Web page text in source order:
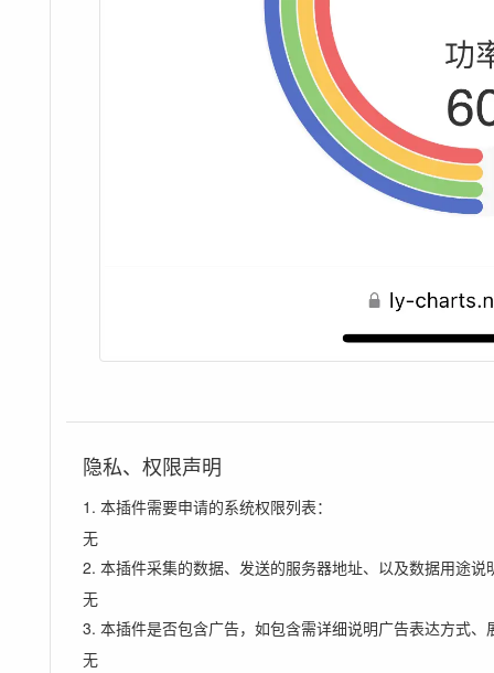
隐私、权限声明
1. 本插件需要申请的系统权限列表：
无
2. 本插件采集的数据、发送的服务器地址、以及数据用途说
无
3. 本插件是否包含广告，如包含需详细说明广告表达方式、
无